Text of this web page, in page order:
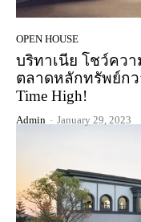
OPEN HOUSE
บริทาเนีย โชว์ควา
ตลาดหลักทรัพย์ก
Time High!
Admin - January 29, 2023